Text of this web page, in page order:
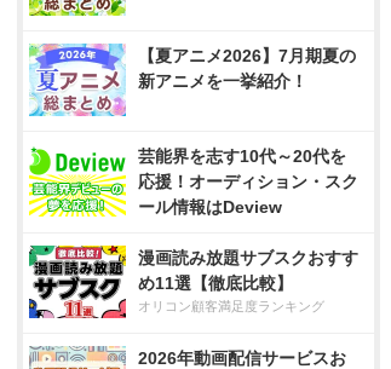
【夏アニメ2026】7月期夏の
新アニメを一挙紹介！
芸能界を志す10代～20代を
応援！オーディション・スク
ール情報はDeview
漫画読み放題サブスクおすす
め11選【徹底比較】
オリコン顧客満足度ランキング
2026年動画配信サービスお